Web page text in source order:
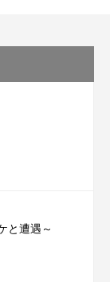
と遭遇～